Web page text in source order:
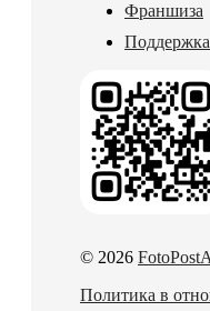
Франшиза
© 2026
Политика в